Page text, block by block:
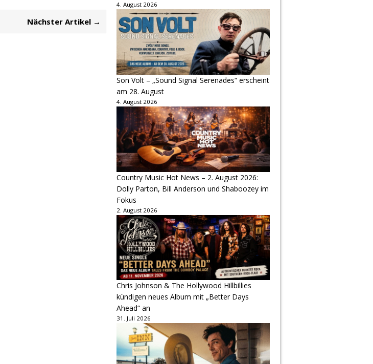
Nächster Artikel →
4. August 2026
Son Volt – „Sound Signal Serenades“ erscheint
am 28. August
4. August 2026
Country Music Hot News – 2. August 2026:
Dolly Parton, Bill Anderson und Shaboozey im
Fokus
2. August 2026
Chris Johnson & The Hollywood Hillbillies
kündigen neues Album mit „Better Days
Ahead“ an
31. Juli 2026